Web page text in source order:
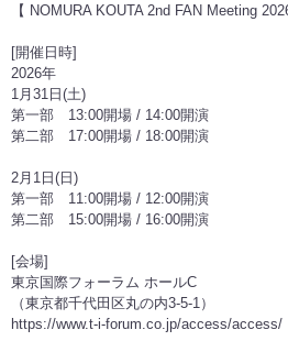
【 NOMURA KOUTA 2nd FAN Meeting
[開催日時]
2026年
1月31日(土)
第一部 13:00開場 / 14:00開演
第二部 17:00開場 / 18:00開演
2月1日(日)
第一部 11:00開場 / 12:00開演
第二部 15:00開場 / 16:00開演
[会場]
東京国際フォーラム ホールC
（東京都千代田区丸の内3-5-1）
https://www.t-i-forum.co.jp/access/access/